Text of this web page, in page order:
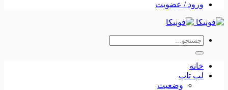
ورود / عضویت
جستجو
خانه
لپ تاپ
وضعیت